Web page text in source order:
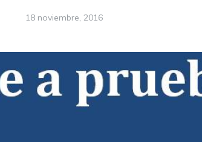
18 noviembre, 2016